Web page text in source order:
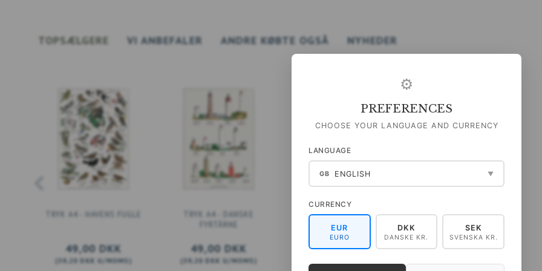
TOPSÆLGERE VI ANBEFALER ANDRE KØBTE OGSÅ NYHEDER
TRYK A4 - HAVENS FUGLE
49,00 DKK
(39,20 DKK U/MOMS)
TRYK A4 - DANSKE
FYRTÅRNE
49,00 DKK
(39,20 DKK U/MOMS)
TRYK A4 - SOMMERFUGLE
49,00 DKK
TRYK A4 - STRANDEN
49,00 DKK
⚙
PREFERENCES
CHOOSE YOUR LANGUAGE AND CURRENCY
LANGUAGE
GB ENGLISH ▼
CURRENCY
EUR
EURO
DKK
DANSKE KR.
SEK
SVENSKA KR.